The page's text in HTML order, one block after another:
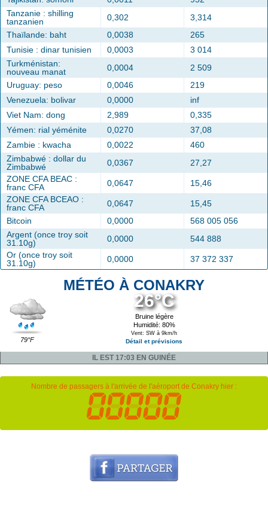
Tanzanie : shilling
tanzanien
0,302
3,314
Thaïlande: baht
0,0038
265
Tunisie : dinar tunisien
0,0003
3 014
Turkménistan:
nouveau manat
0,0004
2 509
Uruguay: peso
0,0046
219
Venezuela: bolivar
0,0000
inf
Viet Nam: dong
2,989
0,335
Yémen: rial yéménite
0,0270
37,08
Zambie : kwacha
0,0022
460
Zimbabwé : dollar du
Zimbabwé
0,0367
27,27
ZONE CFA BEAC :
franc CFA
0,0647
15,46
ZONE CFA BCEAO :
franc CFA
0,0647
15,45
Bitcoin
0,0000
568 005 056
Argent (once troy soit
31.10g)
0,0000
544 888
Or (once troy soit
31.10g)
0,0000 37 372 337
MÉTÉO À CONAKRY
79°F
26°C
Bruine légère
Humidité: 80%
Vent: SW à 9km/h
Détail et prévisions
IL EST 17:03 EN GUINÉE
Nombre de passagers à l'arrivée de l'aéroport de Conakry hier :